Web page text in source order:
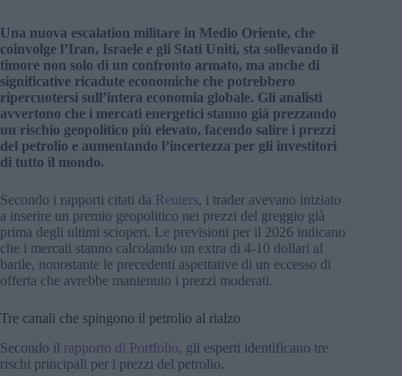
Una nuova escalation militare in Medio Oriente, che
coinvolge l’Iran, Israele e gli Stati Uniti, sta sollevando il
timore non solo di un confronto armato, ma anche di
significative ricadute economiche che potrebbero
ripercuotersi sull’intera economia globale. Gli analisti
avvertono che i mercati energetici stanno già prezzando
un rischio geopolitico più elevato, facendo salire i prezzi
del petrolio e aumentando l’incertezza per gli investitori
di tutto il mondo.
Secondo i rapporti citati da Reuters, i trader avevano iniziato
a inserire un premio geopolitico nei prezzi del greggio già
prima degli ultimi scioperi. Le previsioni per il 2026 indicano
che i mercati stanno calcolando un extra di 4-10 dollari al
barile, nonostante le precedenti aspettative di un eccesso di
offerta che avrebbe mantenuto i prezzi moderati.
Tre canali che spingono il petrolio al rialzo
Secondo il rapporto di Portfolio, gli esperti identificano tre
rischi principali per i prezzi del petrolio.